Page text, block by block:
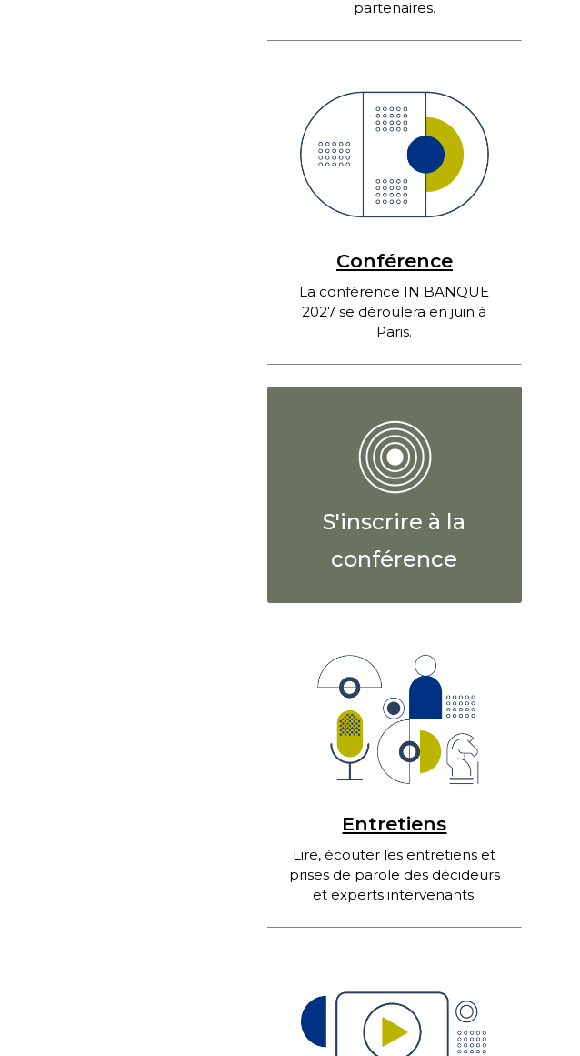
partenaires.
Conférence
La conférence IN BANQUE
2027 se déroulera en juin à
Paris.
S'inscrire à la
conférence
Entretiens
Lire, écouter les entretiens et
prises de parole des décideurs
et experts intervenants.